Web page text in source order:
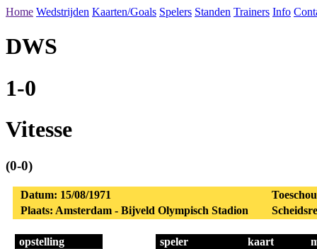
Home Wedstrijden Kaarten/Goals Spelers Standen Trainers Info
DWS
1-0
Vitesse
(0-0)
Datum: 15/08/1971
Plaats: Amsterdam - Bijveld Olympisch Stadion
opstelling
speler kaart